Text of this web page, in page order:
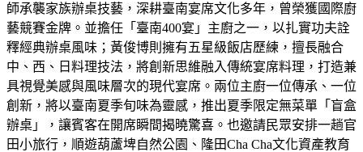
師承襲家族辦桌技藝，深耕臺南宴席文化多年，曾榮獲國際廚
藝競賽金牌。並擔任「臺南400宴」主廚之一，以扎實功夫詮
釋經典辦桌風味；黃俊博則擁有五星級飯店歷練，擅長融合
中、西、日料理技法，將創新思維融入傳統宴席料理，打造兼
具視覺美感與風味層次的現代宴席。兩位主廚一位傳承、一位
創新，將以臺南夏季旬味為靈感，推出夏季限定無菜單「盲盒
辦桌」，讓賓客在開席瞬間揭曉驚喜。也邀請民眾安排一趟官
田小旅行，順遊葫蘆埤自然公園、隆田Cha Cha文化資產教育